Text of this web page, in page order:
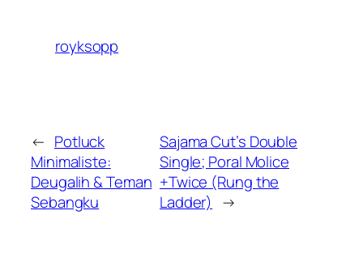
royksopp
← Potluck
Minimaliste:
Deugalih & Teman
Sebangku
Sajama Cut’s Double
Single; Poral Molice
+Twice (Rung the
Ladder) →